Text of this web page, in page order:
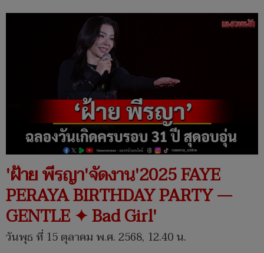
'ฝ้าย พีรญา'จัดงาน'2025 FAYE
PERAYA BIRTHDAY PARTY —
GENTLE ✦ Bad Girl'
วันพุธ ที่ 15 ตุลาคม พ.ศ. 2568, 12.40 น.